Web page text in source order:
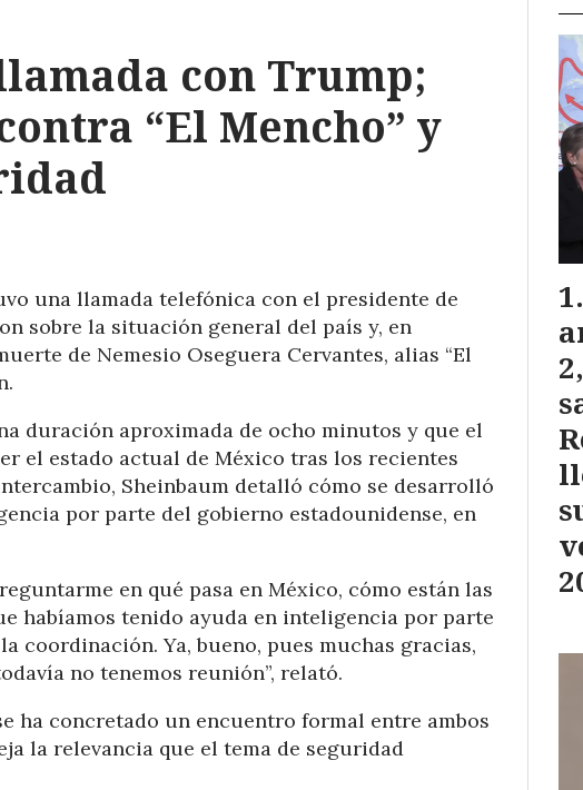
con Trump;
“El Mencho” y
una llamada telefónica con el presidente de
sobre la situación general del país y, en
de Nemesio Oseguera Cervantes, alias “El
duración aproximada de ocho minutos y que el
el estado actual de México tras los recientes
Sheinbaum detalló cómo se desarrolló
por parte del gobierno estadounidense, en
en qué pasa en México, cómo están las
habíamos tenido ayuda en inteligencia por parte
coordinación. Ya, bueno, pues muchas gracias,
no tenemos reunión”, relató.
ha concretado un encuentro formal entre ambos
la relevancia que el tema de seguridad